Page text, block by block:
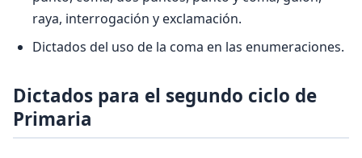
raya, interrogación y exclamación.
Dictados del uso de la coma en las enumeraciones.
Dictados para el segundo ciclo de
Primaria